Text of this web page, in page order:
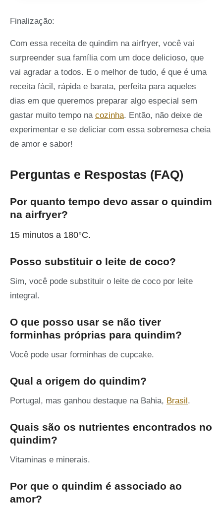
Finalização:
Com essa receita de quindim na airfryer, você vai
surpreender sua família com um doce delicioso, que
vai agradar a todos. E o melhor de tudo, é que é uma
receita fácil, rápida e barata, perfeita para aqueles
dias em que queremos preparar algo especial sem
gastar muito tempo na cozinha. Então, não deixe de
experimentar e se deliciar com essa sobremesa cheia
de amor e sabor!
Perguntas e Respostas (FAQ)
Por quanto tempo devo assar o quindim
na airfryer?
15 minutos a 180°C.
Posso substituir o leite de coco?
Sim, você pode substituir o leite de coco por leite
integral.
O que posso usar se não tiver
forminhas próprias para quindim?
Você pode usar forminhas de cupcake.
Qual a origem do quindim?
Portugal, mas ganhou destaque na Bahia, Brasil.
Quais são os nutrientes encontrados no
quindim?
Vitaminas e minerais.
Por que o quindim é associado ao
amor?